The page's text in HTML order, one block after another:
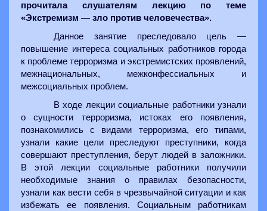
прочитала слушателям лекцию по теме
«Экстремизм — зло против человечества».
Данное занятие преследовало цель —
повышение интереса социальных работников города
к проблеме терроризма и экстремистских проявлений,
межнациональных, межконфессиальных и
межсоциальных проблем.
В ходе лекции социальные работники узнали
о сущности терроризма, истоках его появления,
познакомились с видами терроризма, его типами,
узнали какие цели преследуют преступники, когда
совершают преступления, берут людей в заложники.
В этой лекции социальные работники получили
необходимые знания о правилах безопасности,
узнали как вести себя в чрезвычайной ситуации и как
избежать ее появления. Социальным работникам